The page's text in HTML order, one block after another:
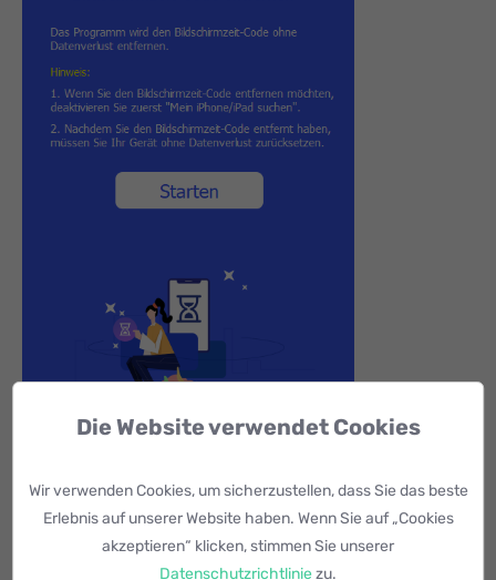
Schritt 4.Warten Sie einfach ein paar Minuten, bis der
Prozess abgeschlossen ist. Danach werden alle
Einstellungen auf Ihrem iPhone zurückgesetzt. Das
Programm gewährleistet Ihnen das Zurücksetzen Ihres
Die Website verwendet Cookies
Wir verwenden Cookies, um sicherzustellen, dass Sie das beste
Erlebnis auf unserer Website haben. Wenn Sie auf „Cookies
akzeptieren“ klicken, stimmen Sie unserer
Datenschutzrichtliniezu.